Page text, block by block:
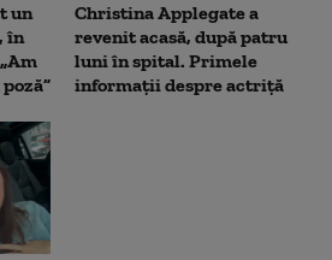
un
în
Christina Applegate a
revenit acasă, după patru
luni în spital. Primele
informații despre actriță